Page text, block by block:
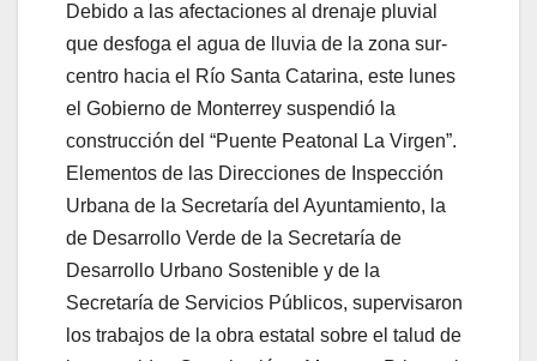
Debido a las afectaciones al drenaje pluvial
que desfoga el agua de lluvia de la zona sur-
centro hacia el Río Santa Catarina, este lunes
el Gobierno de Monterrey suspendió la
construcción del “Puente Peatonal La Virgen”.
Elementos de las Direcciones de Inspección
Urbana de la Secretaría del Ayuntamiento, la
de Desarrollo Verde de la Secretaría de
Desarrollo Urbano Sostenible y de la
Secretaría de Servicios Públicos, supervisaron
los trabajos de la obra estatal sobre el talud de